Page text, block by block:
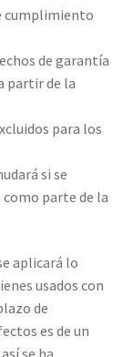
cumplimiento
de garantía
partir de la
para los
si se
parte de la
aplicará lo
usados con
de
es de un